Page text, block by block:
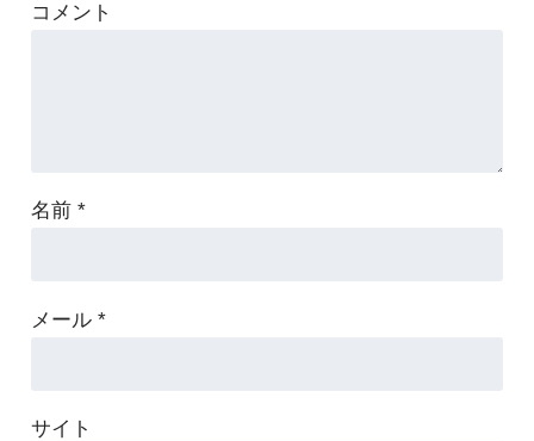
コメント
名前 *
メール *
サイト